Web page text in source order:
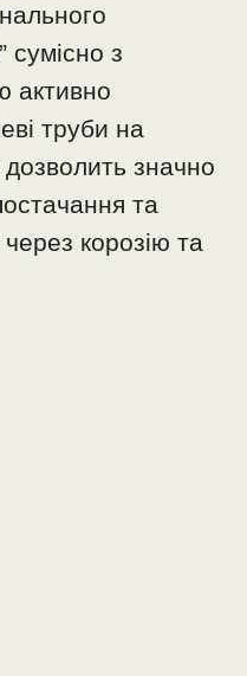
сумісно з
активно
труби на
дозволить значно
та
корозію та